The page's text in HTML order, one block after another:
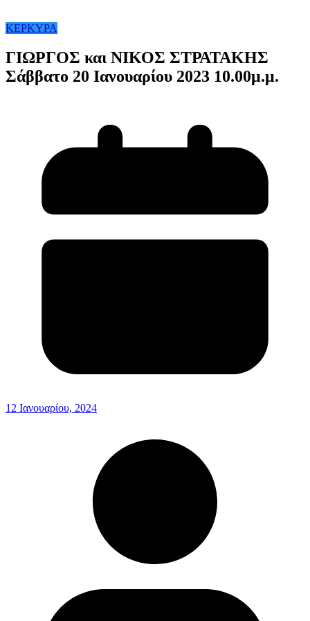
ΚΕΡΚΥΡΑ
ΓΙΩΡΓΟΣ και ΝΙΚΟΣ ΣΤΡΑΤΑΚΗΣ
Σάββατο 20 Ιανουαρίου 2023 10.00μ.μ.
12 Ιανουαρίου, 2024